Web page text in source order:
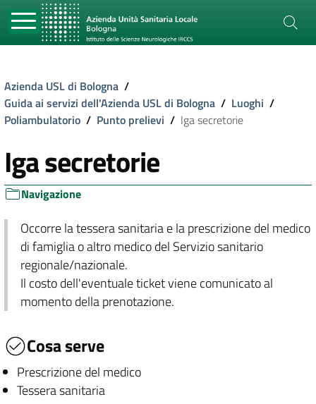
Azienda USL di Bologna /
Guida ai servizi dell'Azienda USL di Bologna / Luoghi /
Poliambulatorio / Punto prelievi / Iga secretorie
Iga secretorie
Navigazione
Occorre la tessera sanitaria e la prescrizione del medico
di famiglia o altro medico del Servizio sanitario
regionale/nazionale.
Il costo dell'eventuale ticket viene comunicato al
momento della prenotazione.
Cosa serve
Prescrizione del medico
Tessera sanitaria